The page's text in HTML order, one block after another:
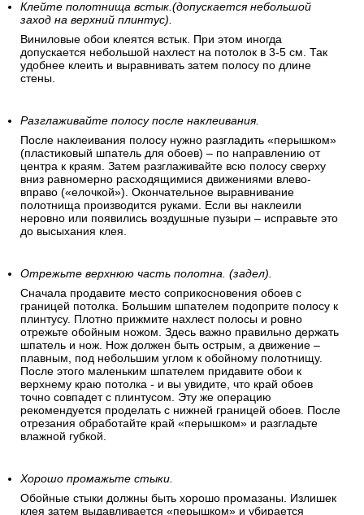
Клейте полотнища встык.(допускается небольшой
заход на верхний плинтус).
Виниловые обои клеятся встык. При этом иногда
допускается небольшой нахлест на потолок в 3-5 см. Так
удобнее клеить и выравнивать затем полосу по длине
стены.
Разглаживайте полосу после наклеивания.
После наклеивания полосу нужно разгладить «перышком»
(пластиковый шпатель для обоев) – по направлению от
центра к краям. Затем разглаживайте всю полосу сверху
вниз равномерно расходящимися движениями влево-
вправо («елочкой»). Окончательное выравнивание
полотнища производится руками. Если вы наклеили
неровно или появились воздушные пузыри – исправьте это
до высыхания клея.
Отрежьте верхнюю часть полотна. (задел).
Сначала продавите место соприкосновения обоев с
границей потолка. Большим шпателем подоприте полосу к
плинтусу. Плотно прижмите нахлест полосы и ровно
отрежьте обойным ножом. Здесь важно правильно держать
шпатель и нож. Нож должен быть острым, а движение –
плавным, под небольшим углом к обойному полотнищу.
После этого маленьким шпателем придавите обои к
верхнему краю потолка - и вы увидите, что край обоев
точно совпадет с плинтусом. Эту же операцию
рекомендуется проделать с нижней границей обоев. После
отрезания обработайте край «перышком» и разгладьте
влажной губкой.
Хорошо промажьте стыки.
Обойные стыки должны быть хорошо промазаны. Излишек
клея затем выдавливается «перышком» и убирается